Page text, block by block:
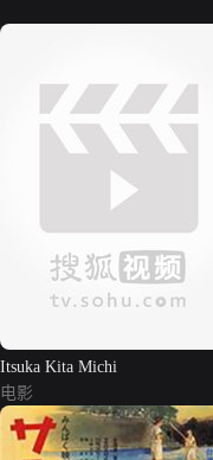
Itsuka Kita Michi
电影